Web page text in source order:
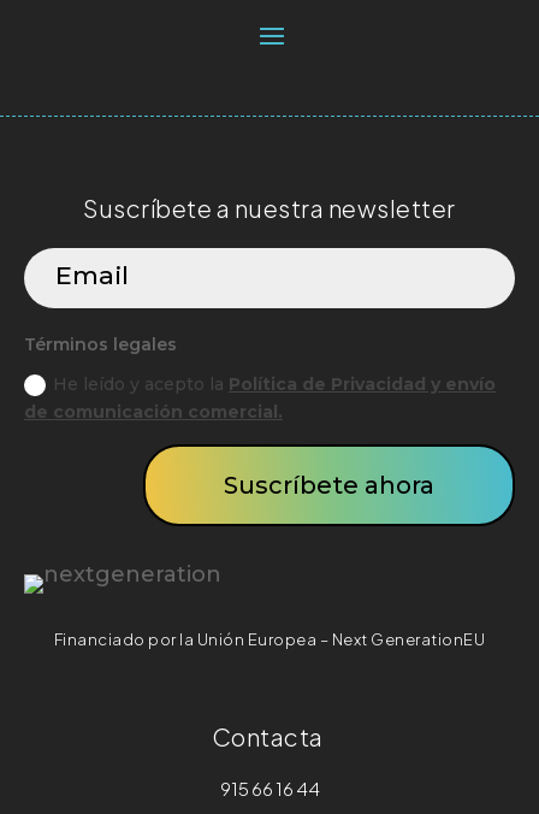
Suscríbete a nuestra newsletter
Términos legales
He leído y acepto la Política de Privacidad y envío
de comunicación comercial.
Suscríbete ahora
Financiado por la Unión Europea – Next GenerationEU
Contacta
915 66 16 44